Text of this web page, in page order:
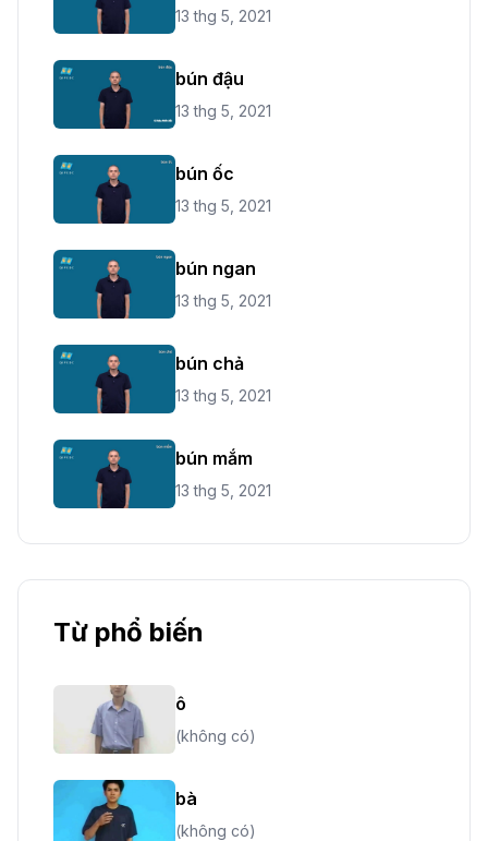
13 thg 5, 2021
bún đậu
13 thg 5, 2021
bún ốc
13 thg 5, 2021
bún ngan
13 thg 5, 2021
bún chả
13 thg 5, 2021
bún mắm
13 thg 5, 2021
Từ phổ biến
ô
(không có)
bà
(không có)